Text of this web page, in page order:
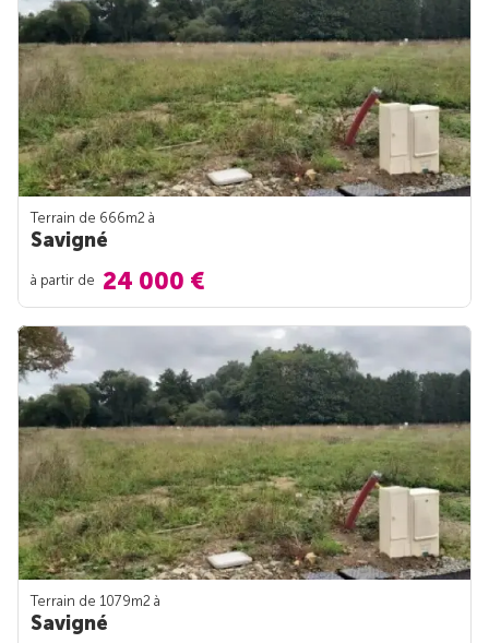
Terrain de 666m2 à
Savigné
à partir de 24 000 €
Terrain de 1079m2 à
Savigné